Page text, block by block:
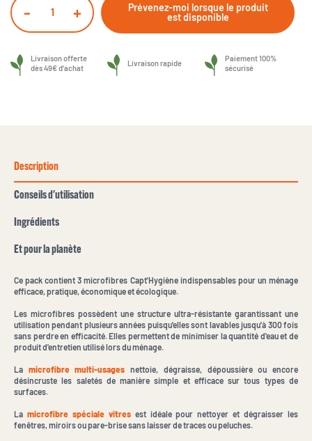
- +
Prévenez-moi lorsque le produit
est disponible
Livraison offerte
dès 49€ d’achat
Livraison rapide
Paiement 100%
sécurisé
Description
Conseils d'utilisation
Ingrédients
Et pour la planète
Ce pack contient 3 microfibres Capt'Hygiène indispensables pour un ménage
efficace, pratique, économique et écologique.
Les microfibres possèdent une structure ultra-résistante garantissant une
utilisation pendant plusieurs années puisqu'elles sont lavables jusqu'à 300 fois
sans perdre en efficacité. Elles permettent de minimiser la quantité d'eau et de
produit d'entretien utilisé lors du ménage.
La microfibre multi-usages nettoie, dégraisse, dépoussière ou encore
désincruste les saletés de manière simple et efficace sur tous types de
surfaces.
La microfibre spéciale vitresest idéale pour nettoyer et dégraisser les
fenêtres, miroirs ou pare-brise sans laisser de traces ou peluches.